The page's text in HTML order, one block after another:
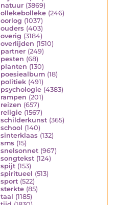
natuur (3869)
ollekebolleke (246)
oorlog (1037)
ouders (403)
overig (3184)
overlijden (1510)
partner (249)
pesten (68)
planten (130)
poesiealbum (18)
politiek (491)
psychologie (4383)
rampen (201)
reizen (657)
religie (1567)
schilderkunst (365)
school (140)
sinterklaas (132)
sms (15)
snelsonnet (967)
songtekst (124)
spijt (153)
spiritueel (513)
sport (522)
sterkte (85)
taal (1185)